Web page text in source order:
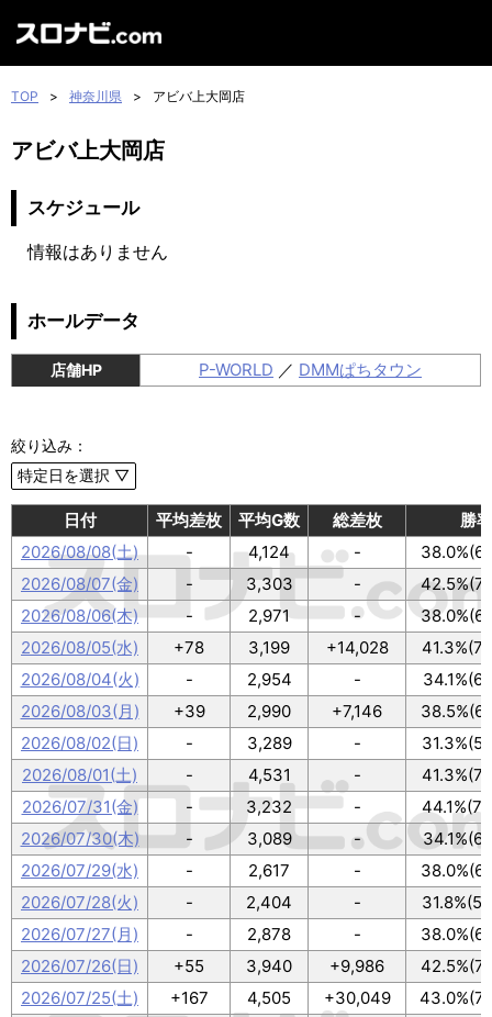
TOP > 神奈川県 > アビバ上大岡店
アビバ上大岡店
スケジュール
情報はありません
ホールデータ
店舗HP P-WORLD ／ DMMぱちタウン
絞り込み：
日付 平均差枚 平均G数 総差枚
勝率
2026/08/08(土)
- 4,124 -
2026/08/07(金)
- 3,303 -
2026/08/06(木)
- 2,971 -
2026/08/05(水)
+78 3,199 +14,028
2026/08/04(火)
- 2,954 -
2026/08/03(月)
+39 2,990 +7,146
2026/08/02(日)
- 3,289 -
2026/08/01(土)
- 4,531 -
2026/07/31(金)
- 3,232 -
2026/07/30(木)
- 3,089 -
2026/07/29(水)
- 2,617 -
2026/07/28(火)
- 2,404 -
2026/07/27(月)
- 2,878 -
2026/07/26(日)
+55 3,940 +9,986
2026/07/25(土)
+167 4,505 +30,049